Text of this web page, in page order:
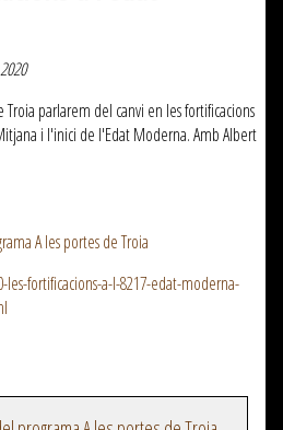
Troia parlarem del canvi en les fortificacions
i l'inici de l'Edat Moderna. Amb Albert
A les portes de Troia
fortificacions-a-l-8217-edat-moderna-